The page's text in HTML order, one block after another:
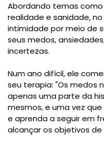
Abordando temas como
realidade e sanidade,
intimidade por meio de
seus medos,
incertezas.
Num ano difícil, ele
seu terapia: "Os medos
apenas uma parte da
mesmos, e uma vez
e aprenda a seguir em
alcançar os objetivos